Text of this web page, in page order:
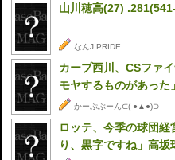
山川穂高(27)
なんJ PRIDE
カープ西川、CSファ
モヤするものがあった」
かーぷぶーん⊂( ●▲●)⊃
ロッテ、今季の球団
り、黒字ですね」高